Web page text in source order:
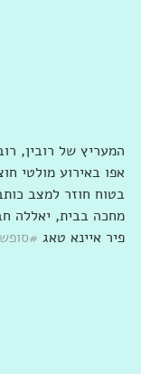
המעריץ של רובין,
אפו באירוע מולטי
בטוח חוזר למצב
מחכה בבית, יאללה
פיר איינא טאג